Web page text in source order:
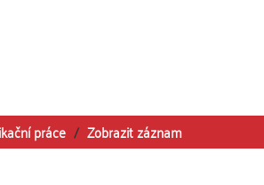
práce
Zobrazit záznam